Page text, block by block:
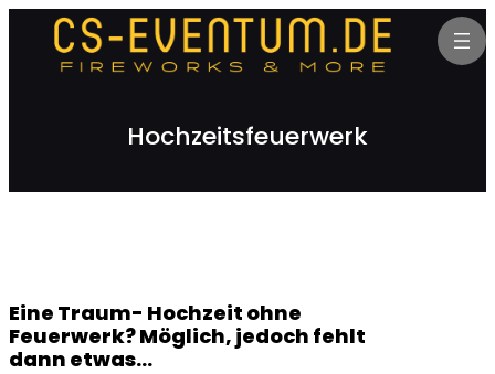
springen
Hochzeitsfeuerwerk
Eine Traum- Hochzeit ohne
Feuerwerk? Möglich, jedoch fehlt
dann etwas…